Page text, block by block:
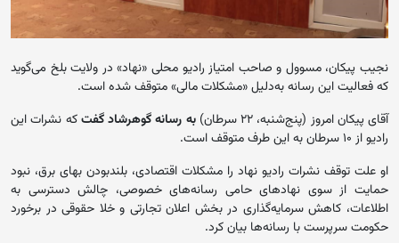
نجیب پیکان، مسوول و صاحب امتیاز رادیو محلی «نهاد» در ولایت بلخ می‌گوید
که فعالیت این رسانه به‌دلیل «مشکلات مالی» متوقف شده است.
آقای پیکان امروز (پنج‌شنبه، ۲۲ سرطان)
به رسانه گوهرشاد گفتکه نشرات این
رادیو از ۱۰ سرطان به این طرف متوقف است.
او علت توقف نشرات رادیو نهاد را مشکلات اقتصادی‌، بلندبودن بهای برق، نبود
حمایت از سوی نهادهای حامی رسانه‌های خصوصی، چالش دسترسی به
اطلاعات، کاهش سرمایه‌گذاری در بخش اعلان تجارتی و خلا حقوقی در برخورد
حکومت سرپرست با رسانه‌ها بیان کرد.